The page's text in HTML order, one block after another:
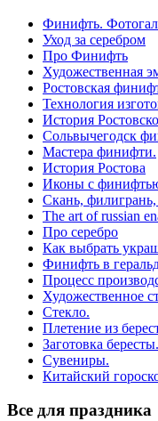
Финифть.
Уход за серебром
Про Финифть
Художественная
Ростовская
Технология
История
Сольвычегодск
Мастера финифти.
История Ростова
Иконы с
Скань,
The art of russian
Про серебро
Как выбрать
Финифть в
Процесс
Художественное
Стекло.
Плетение из
Заготовка бересты.
Сувениры.
Китайский
Все для праздника